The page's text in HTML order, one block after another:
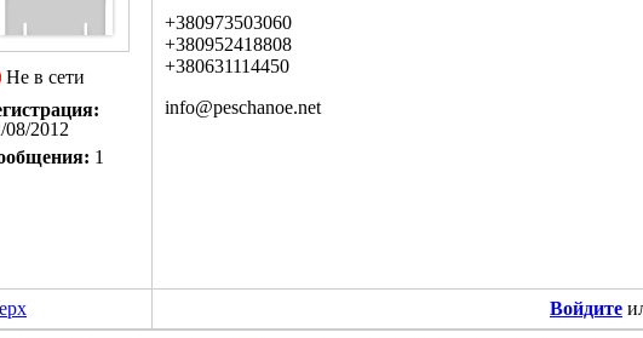
Не в сети
08/2012
1
+380973503060
+380952418808
+380631114450
info@peschanoe.net
Войдите